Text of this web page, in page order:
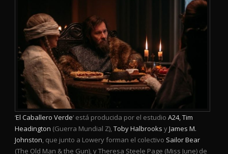
‘El Caballero Verde‘ está producida por el estudio A24, Tim
Headington (Guerra Mundial Z),Toby Halbrooks yJames M.
Johnston, que junto a Lowery forman el colectivo Sailor Bear
(The Old Man & the Gun), y Theresa Steele Page (Miss June) de